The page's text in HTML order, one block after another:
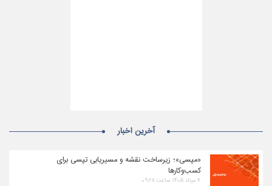
آخرین اخبار
«مپسی»؛ زیرساخت نقشه و مسیریابی تپسی برای
کسب‌وکارها
۷ مرداد ۱۴۰۵ ساعت ۰۹:۲۸